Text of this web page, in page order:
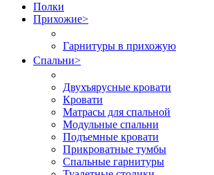
Полки
Прихожие>
Гарнитуры в прихожую
Спальни>
Двухъярусные кровати
Кровати
Матрасы для спальной
Модульные спальни
Подъемные кровати
Прикроватные тумбы
Спальные гарнитуры